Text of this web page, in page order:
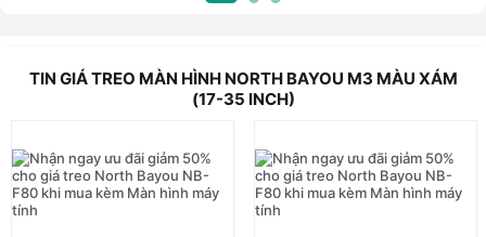
nhất và nhìn mạnh mẽ
Tính năng nổi bật của Giá Đỡ Màn
Hình NB M3 Gắn Tường 17-35 inch
- NB M3 là một cánh tay lắp đặt toàn bộ màn
hình chuyển động.
- Sản phẩm được thiết kế để nâng cao khả năng
TIN GIÁ TREO MÀN HÌNH NORTH BAYOU M3 MÀU XÁM
(17-35 INCH)